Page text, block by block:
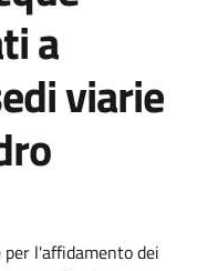
a
viarie
l'affidamento dei